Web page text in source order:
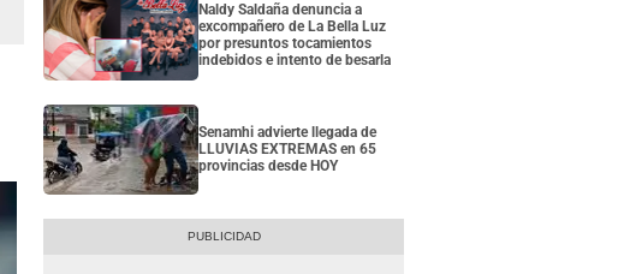
Naldy Saldaña denuncia a
excompañero de La Bella Luz
por presuntos tocamientos
indebidos e intento de besarla
Senamhi advierte llegada de
LLUVIAS EXTREMAS en 65
provincias desde HOY